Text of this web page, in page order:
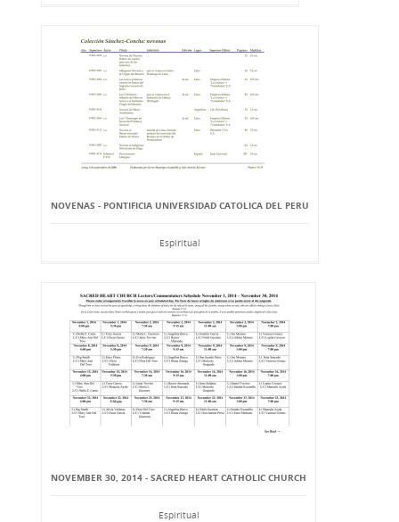
NOVENAS - PONTIFICIA UNIVERSIDAD CATOLICA DEL PERU
Espiritual
NOVEMBER 30, 2014 - SACRED HEART CATHOLIC CHURCH
Espiritual